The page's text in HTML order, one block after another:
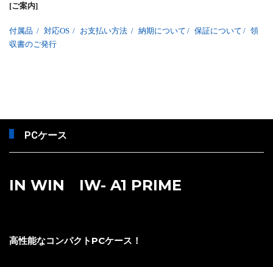
[ご案内]
付属品 / 対応OS / お支払い方法 / 納期について / 保証について / 領
収書のご発行
PCケース
IN WIN IW- A1 PRIME
高性能なコンパクトPCケース！